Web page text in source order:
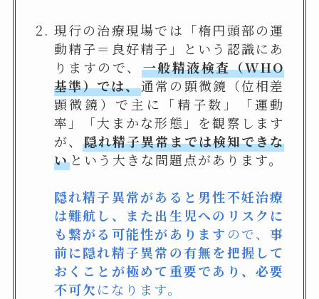
現行の治療現場では「楕円頭部の運
動精子＝良好精子」という認識にあ
りますので、 一般精液検査（WHO
基準）では、通常の顕微鏡（位相差
顕微鏡）で主に「精子数」「運動
率」「大まかな形態」を観察します
が、 隠れ精子異常までは検知できな
いという大きな問題点があります。
隠れ精子異常があると男性不妊治療
は難航し、また出生児へのリスクに
も繋がる可能性があります ので、事
前に隠れ精子異常の有無を把握して
おくことが極めて重要であり、必要
不可欠になります。